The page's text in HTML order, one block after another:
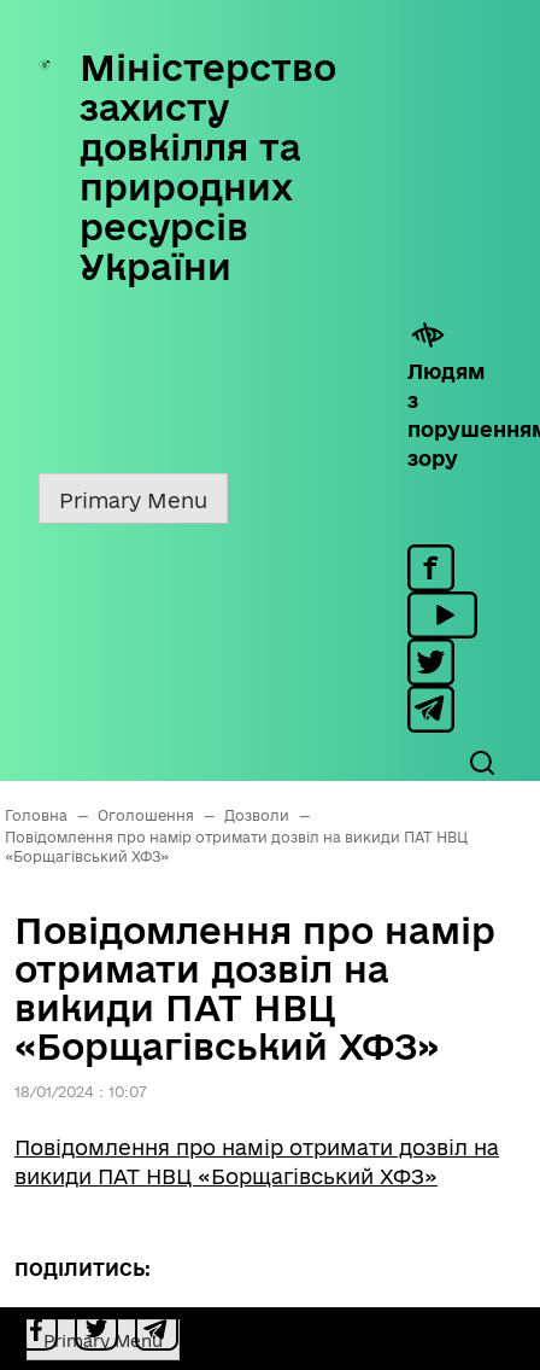
Skip
content
Міністерство
захисту
довкілля та
природних
ресурсів
України
Людям
з
зору
Primary Menu
Головна — Оголошення — Дозволи
—
Повідомлення про намір отримати дозвіл на викиди ПАТ НВЦ
«Борщагівський ХФЗ»
Повідомлення про намір
отримати дозвіл на
викиди ПАТ НВЦ
«Борщагівський ХФЗ»
18/01/2024 : 10:07
Повідомлення про намір отримати дозвіл на
викиди ПАТ НВЦ «Борщагівський ХФЗ»
ПОДІЛИТИСЬ:
Primary Menu